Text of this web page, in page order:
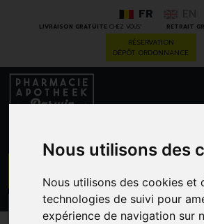
Nous utilisons des
Nous utilisons des cookies et
technologies de suivi pour
expérience de navigation sur
LIVRAISON GRATUITECHEZ VOUS* RETRAIT
FR
RÉSERVATION
DÉPÔT ORDONNANCE
CATÉGORIES